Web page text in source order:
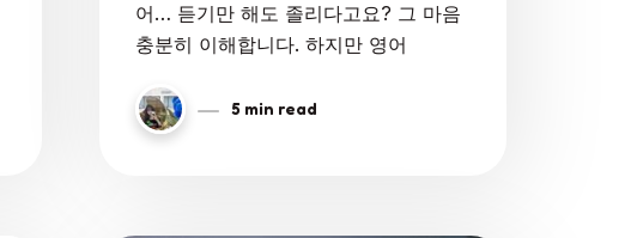
어… 듣기만 해도 졸리다고요? 그 마음
충분히 이해합니다. 하지만 영어
5 min read